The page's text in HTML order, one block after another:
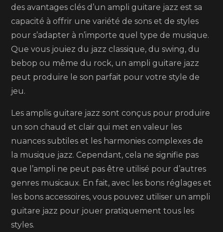
des avantages clés d’un ampli guitare jazz est sa
capacité à offrir une variété de sons et de styles
pour s’adapter à n’importe quel type de musique.
Que vous jouiez du jazz classique, du swing, du
bebop ou même du rock, un ampli guitare jazz
peut produire le son parfait pour votre style de
jeu.
Les amplis guitare jazz sont conçus pour produire
un son chaud et clair qui met en valeur les
nuances subtiles et les harmonies complexes de
la musique jazz. Cependant, cela ne signifie pas
que l’ampli ne peut pas être utilisé pour d’autres
genres musicaux. En fait, avec les bons réglages et
les bons accessoires, vous pouvez utiliser un ampli
guitare jazz pour jouer pratiquement tous les
styles.